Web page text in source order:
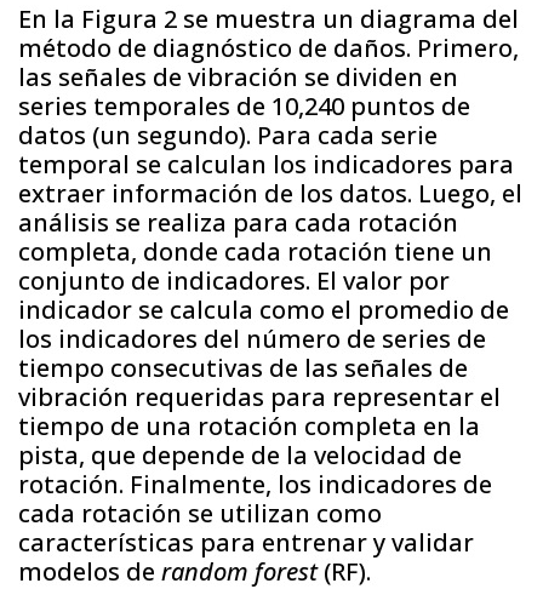
En la Figura 2 se muestra un diagrama del
método de diagnóstico de daños. Primero,
las señales de vibración se dividen en
series temporales de 10,240 puntos de
datos (un segundo). Para cada serie
temporal se calculan los indicadores para
extraer información de los datos. Luego, el
análisis se realiza para cada rotación
completa, donde cada rotación tiene un
conjunto de indicadores. El valor por
indicador se calcula como el promedio de
los indicadores del número de series de
tiempo consecutivas de las señales de
vibración requeridas para representar el
tiempo de una rotación completa en la
pista, que depende de la velocidad de
rotación. Finalmente, los indicadores de
cada rotación se utilizan como
características para entrenar y validar
modelos de random forest(RF).